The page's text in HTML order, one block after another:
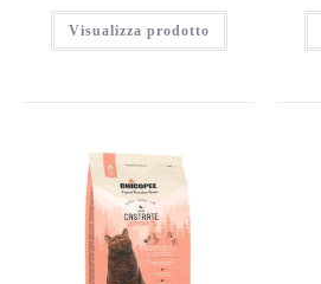
Visualizza prodotto